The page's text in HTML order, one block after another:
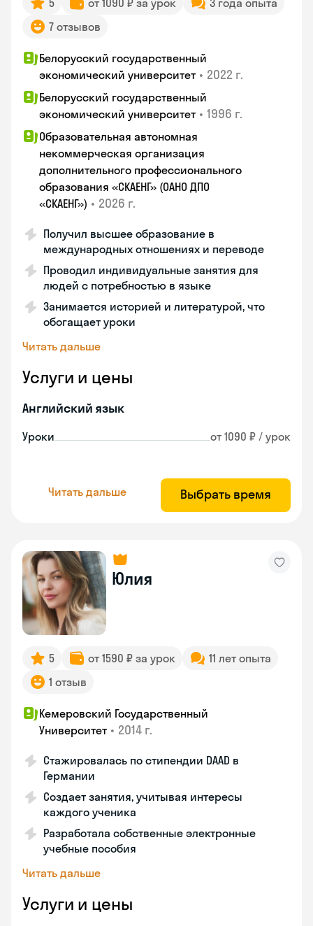
5 от 1090 ₽ за урок
3 года опыта
7 отзывов
Белорусский государственный
экономический университет • 2022 г.
Белорусский государственный
экономический университет • 1996 г.
Образовательная автономная
некоммерческая организация
дополнительного профессионального
образования «СКАЕНГ» (ОАНО ДПО
«СКАЕНГ») • 2026 г.
Получил высшее образование в
международных отношениях и переводе
Проводил индивидуальные занятия для
людей с потребностью в языке
Занимается историей и литературой, что
обогащает уроки
Читать дальше
Услуги и цены
Английский язык
Уроки от 1090 ₽ / урок
Читать дальше Выбрать время
Юлия
5 от 1590 ₽ за урок
11 лет опыта
1 отзыв
Кемеровский Государственный
Университет • 2014 г.
Стажировалась по стипендии DAAD в
Германии
Создает занятия, учитывая интересы
каждого ученика
Разработала собственные электронные
учебные пособия
Читать дальше
Услуги и цены